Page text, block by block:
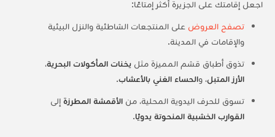
اجعل إقامتك على الجزيرة أكثر إمتاعًا:
تصفح العروض على المنتجعات الشاطئية والنزل البيئية
والإقامات في المدينة.
تذوق أطباق قشم المميزة مثل يخنات المأكولات البحرية،
الأرز المتبل، والحساء الغني بالأعشاب.
تسوق للحرف اليدوية المحلية، من الأقمشة المطرزةإلى
القوارب الخشبية المنحوتة يدويًا.